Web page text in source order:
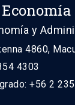
y
4860,
4303
+56 2